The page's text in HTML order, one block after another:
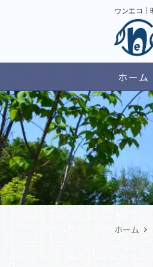
ワンエコ
ホーム
ホーム